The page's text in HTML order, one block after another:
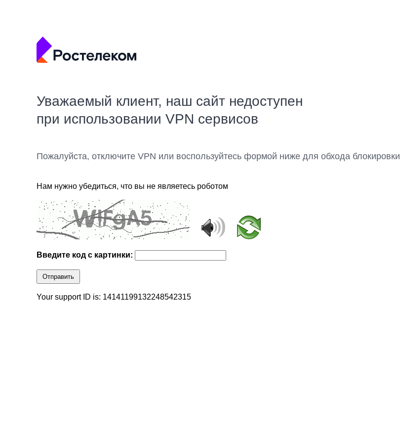
Уважаемый клиент, наш сайт недоступен
при использовании VPN сервисов
Пожалуйста, отключите VPN или воспользуйтесь формой ниже для обхода блокировки
Нам нужно убедиться, что вы не являетесь роботом
Введите код с картинки:
Отправить
Your support ID is: 14141199132248542315